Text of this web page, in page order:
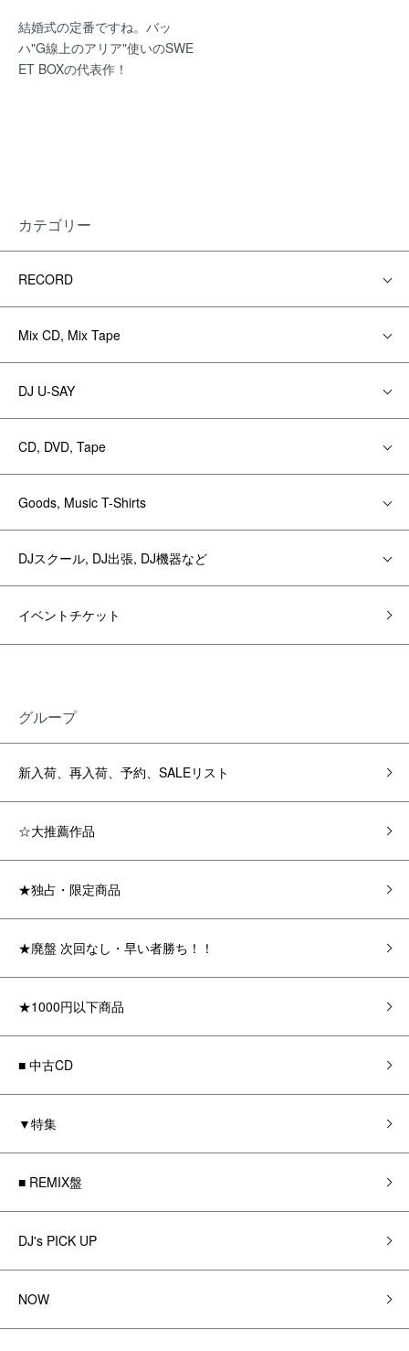
結婚式の定番ですね。バッ
ハ"G線上のアリア"使いのSWE
ET BOXの代表作！
カテゴリー
RECORD
Mix CD, Mix Tape
DJ U-SAY
CD, DVD, Tape
Goods, Music T-Shirts
DJスクール, DJ出張, DJ機器など
イベントチケット
グループ
新入荷、再入荷、予約、SALEリスト
☆大推薦作品
★独占・限定商品
★廃盤 次回なし・早い者勝ち！！
★1000円以下商品
■ 中古CD
▼特集
■ REMIX盤
DJ's PICK UP
NOW